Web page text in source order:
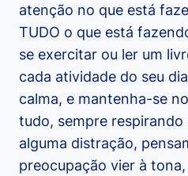
atenção no que está
TUDO o que está
se exercitar ou ler um
cada atividade do seu
calma, e mantenha-se
tudo, sempre
alguma distração,
preocupação vier à